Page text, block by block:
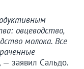
овцеводство,
молока. Все
, — заявил Сальдо.